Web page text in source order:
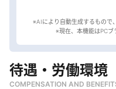
※AIにより自動生成するもので
待遇・労働環境
COMPENSATION AND